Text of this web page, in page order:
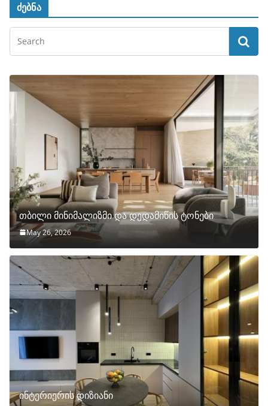
ძებნა
თბილი მინიმალიზმი და დედამიწის ტონები
May 26, 2026
ინტერიერის დიზიანი